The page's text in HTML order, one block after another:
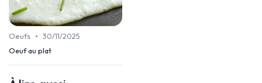
Oeufs • 30/11/2025
Oeuf au plat